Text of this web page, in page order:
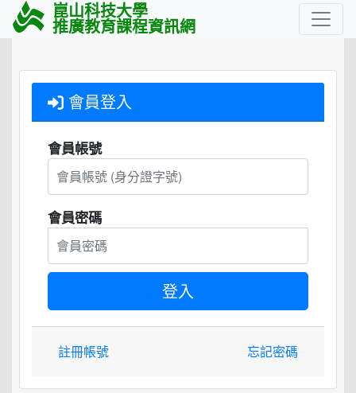
崑山科技大學
推廣教育課程資訊網
會員登入
會員帳號
會員密碼
註冊帳號 忘記密碼